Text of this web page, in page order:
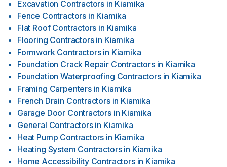
Excavation Contractors in Kiamika
Fence Contractors in Kiamika
Flat Roof Contractors in Kiamika
Flooring Contractors in Kiamika
Formwork Contractors in Kiamika
Foundation Crack Repair Contractors in Kiamika
Foundation Waterproofing Contractors in Kiamika
Framing Carpenters in Kiamika
French Drain Contractors in Kiamika
Garage Door Contractors in Kiamika
General Contractors in Kiamika
Heat Pump Contractors in Kiamika
Heating System Contractors in Kiamika
Home Accessibility Contractors in Kiamika